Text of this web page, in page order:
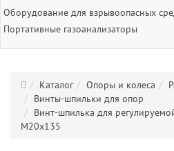
Оборудование для взрывоопасных
Портативные газоанализаторы
Каталог Опоры и колеса
Винты-шпильки для опор
Винт-шпилька для
M20x135